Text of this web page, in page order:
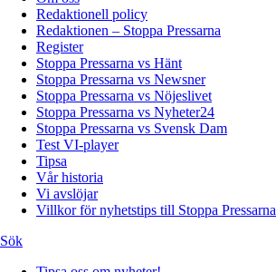
Redaktionell policy
Redaktionen – Stoppa Pressarna
Register
Stoppa Pressarna vs Hänt
Stoppa Pressarna vs Newsner
Stoppa Pressarna vs Nöjeslivet
Stoppa Pressarna vs Nyheter24
Stoppa Pressarna vs Svensk Dam
Test VI-player
Tipsa
Vår historia
Vi avslöjar
Villkor för nyhetstips till Stoppa Pressarna
Sök